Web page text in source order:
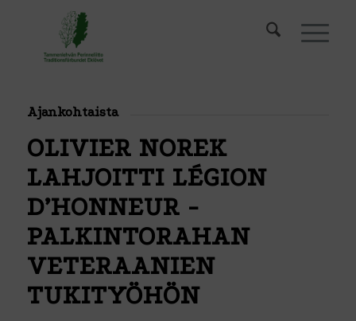
Ajankohtaista
OLIVIER NOREK
LAHJOITTI LÉGION
D’HONNEUR -
PALKINTORAHAN
VETERAANIEN
TUKITYÖHÖN